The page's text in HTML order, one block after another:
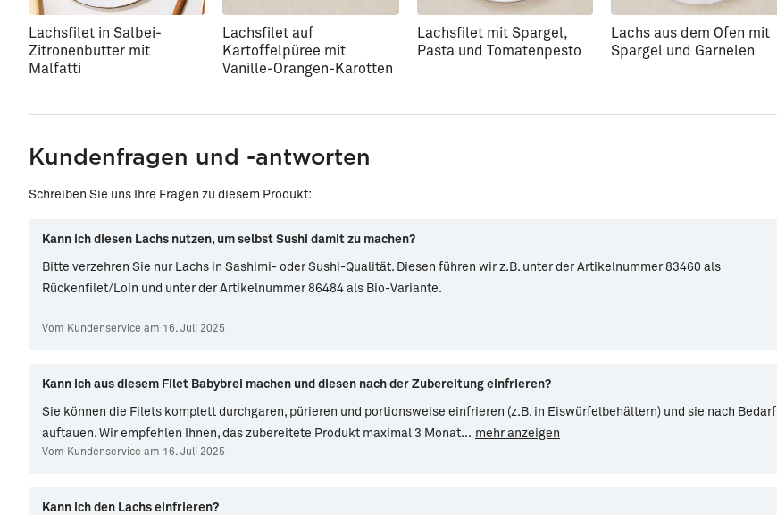
Lachsfilet in Salbei-
Zitronenbutter mit
Malfatti
Lachsfilet auf
Kartoffelpüree mit
Vanille-Orangen-Karotten
Lachsfilet mit Spargel,
Pasta und Tomatenpesto
Lachs aus dem Ofen mit
Spargel und Garnelen
Kundenfragen und -antworten
Schreiben Sie uns Ihre Fragen zu diesem Produkt:
Kann ich diesen Lachs nutzen, um selbst Sushi damit zu machen?
Bitte verzehren Sie nur Lachs in Sashimi- oder Sushi-Qualität. Diesen führen wir z.B. unter der Artikelnummer 83460 als
Rückenfilet/Loin und unter der Artikelnummer 86484 als Bio-Variante.
Vom Kundenservice am 16. Juli 2025
Kann ich aus diesem Filet Babybrei machen und diesen nach der Zubereitung einfrieren?
Sie können die Filets komplett durchgaren, pürieren und portionsweise einfrieren (z.B. in Eiswürfelbehältern) und sie nach Bedarf
auftauen. Wir empfehlen Ihnen, das zubereitete Produkt maximal 3 Monat... mehr anzeigen
Vom Kundenservice am 16. Juli 2025
Kann ich den Lachs einfrieren?